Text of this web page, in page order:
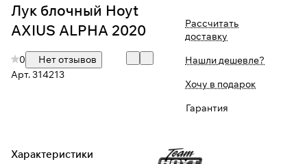
Лук блочный Hoyt
AXIUS ALPHA 2020
0
Нет отзывов
Арт.314213
Характеристики
Рассчитать
доставку
Нашли дешевле?
Хочу в подарок
Гарантия
Для клиентов всех банков
Разбейте
оплату на части